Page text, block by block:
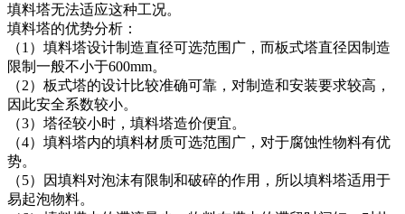
填料塔无法适应这种工况。
填料塔的优势分析：
（1）填料塔设计制造直径可选范围广，而板式塔直径因制造
限制一般不小于600mm。
（2）板式塔的设计比较准确可靠，对制造和安装要求较高，
因此安全系数较小。
（3）塔径较小时，填料塔造价便宜。
（4）填料塔内的填料材质可选范围广，对于腐蚀性物料有优
势。
（5）因填料对泡沫有限制和破碎的作用，所以填料塔适用于
易起泡物料。